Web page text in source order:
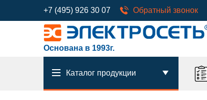
+7 (495) 926 30 07 Обратный звонок
Основана в 1993г.
Каталог продукции